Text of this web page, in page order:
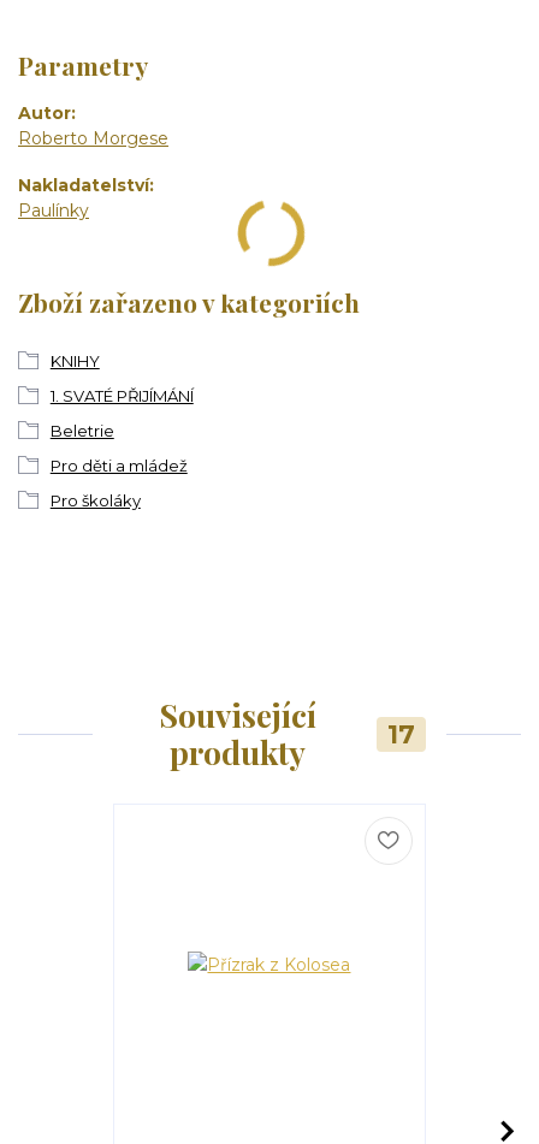
Parametry
Autor
Roberto Morgese
Nakladatelství
Paulínky
Zboží zařazeno v kategoriích
KNIHY
1. SVATÉ PŘIJÍMÁNÍ
Beletrie
Pro děti a mládež
Pro školáky
Související
produkty
17